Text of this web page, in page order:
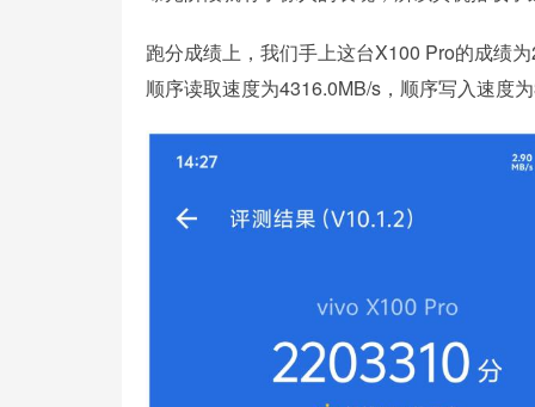
跑分成绩上，我们手上这台X100 Pro的成绩
顺序读取速度为4316.0MB/s，顺序写入速度